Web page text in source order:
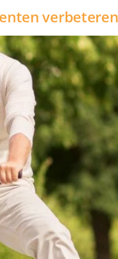
verbeteren